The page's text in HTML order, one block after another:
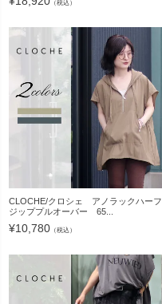
（税込）
CLOCHE/クロシェ アノラックハーフ
ジッププルオーバー 65...
¥10,780 （税込）